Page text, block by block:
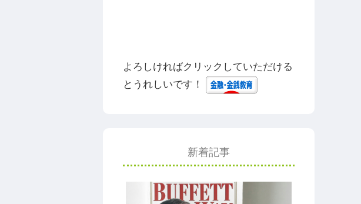
よろしければクリックしていただける
とうれしいです！
新着記事